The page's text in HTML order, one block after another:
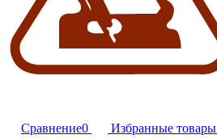
Сравнение0 Избранные товары